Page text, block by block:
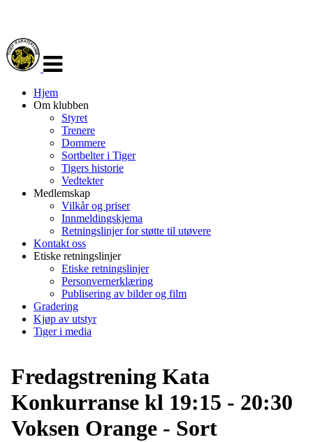
navigasjon
Hjem
Om klubben
Styret
Trenere
Dommere
Sortbelter i Tiger
Tigers historie
Vedtekter
Medlemskap
Vilkår og priser
Innmeldingskjema
Retningslinjer for støtte til utøvere
Kontakt oss
Etiske retningslinjer
Etiske retningslinjer
Personvernerklæring
Publisering av bilder og film
Gradering
Kjøp av utstyr
Tiger i media
Fredagstrening Kata
Konkurranse kl 19:15 - 20:30
Voksen Orange - Sort